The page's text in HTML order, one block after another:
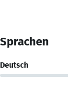
Sprachen
Deutsch